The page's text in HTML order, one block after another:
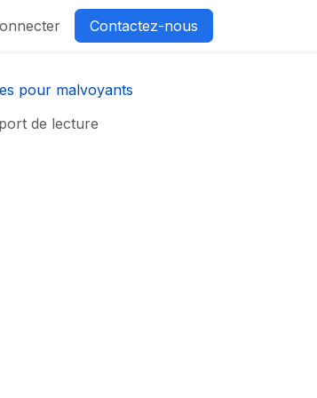
Contactez-nous
pour malvoyants
de lecture